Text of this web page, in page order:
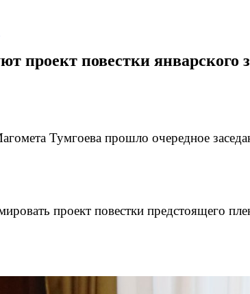
проект повестки январского
Тумгоева прошло очередное
проект повестки предстоящего